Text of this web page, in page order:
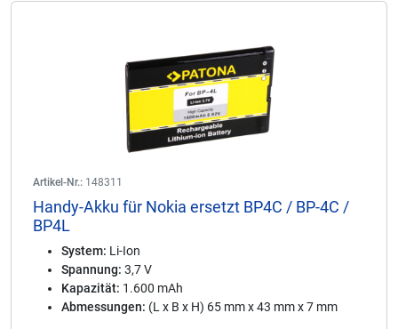
Artikel-Nr.: 148311
Handy-Akku für Nokia ersetzt BP4C / BP-4C /
BP4L
System: Li-Ion
Spannung: 3,7 V
Kapazität: 1.600 mAh
Abmessungen: (L x B x H) 65 mm x 43 mm x 7 mm